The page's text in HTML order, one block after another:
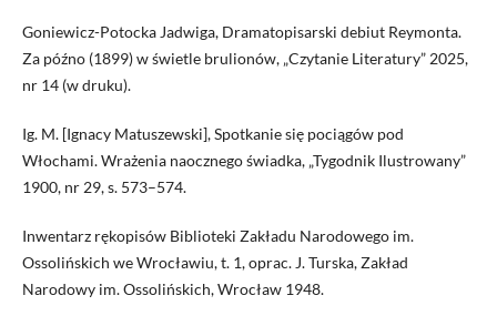
Goniewicz-Potocka Jadwiga, Dramatopisarski debiut Reymonta.
Za późno (1899) w świetle brulionów, „Czytanie Literatury” 2025,
nr 14 (w druku).
Ig. M. [Ignacy Matuszewski], Spotkanie się pociągów pod
Włochami. Wrażenia naocznego świadka, „Tygodnik Ilustrowany”
1900, nr 29, s. 573–574.
Inwentarz rękopisów Biblioteki Zakładu Narodowego im.
Ossolińskich we Wrocławiu, t. 1, oprac. J. Turska, Zakład
Narodowy im. Ossolińskich, Wrocław 1948.